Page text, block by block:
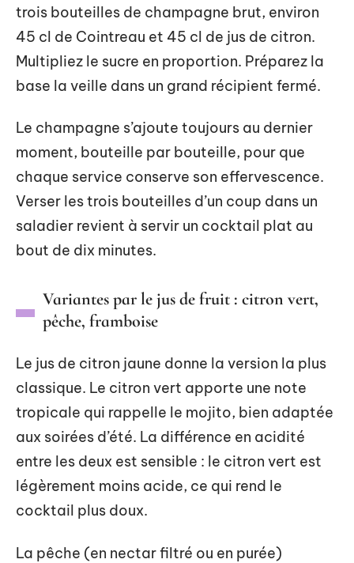
trois bouteilles de champagne brut, environ
45 cl de Cointreau et 45 cl de jus de citron.
Multipliez le sucre en proportion. Préparez la
base la veille dans un grand récipient fermé.
Le champagne s’ajoute toujours au dernier
moment, bouteille par bouteille, pour que
chaque service conserve son effervescence.
Verser les trois bouteilles d’un coup dans un
saladier revient à servir un cocktail plat au
bout de dix minutes.
Variantes par le jus de fruit : citron vert,
pêche, framboise
Le jus de citron jaune donne la version la plus
classique. Le citron vert apporte une note
tropicale qui rappelle le mojito, bien adaptée
aux soirées d’été. La différence en acidité
entre les deux est sensible : le citron vert est
légèrement moins acide, ce qui rend le
cocktail plus doux.
La pêche (en nectar filtré ou en purée)